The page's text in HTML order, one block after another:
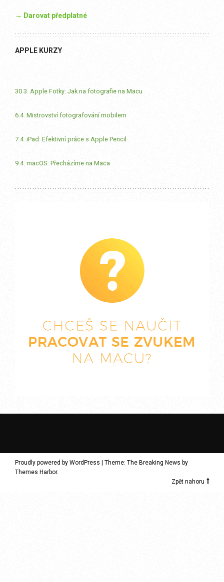
→ Darovat předplatné
APPLE KURZY
30.3. Apple Fotky: Jak na fotografie na Macu
6.4. Mistrovství fotografování mobilem
7.4. iPad: Efektivní práce s Apple Pencil
9.4. macOS: Přecházíme na Maca
Proudly powered by WordPress
Theme: The Breaking News by
Themes Harbor.
Zpět nahoru